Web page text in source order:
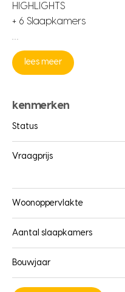
HIGHLIGHTS
+ 6 Slaapkamers
lees meer
kenmerken
Status
Vraagprijs
Woonoppervlakte
Aantal slaapkamers
Bouwjaar